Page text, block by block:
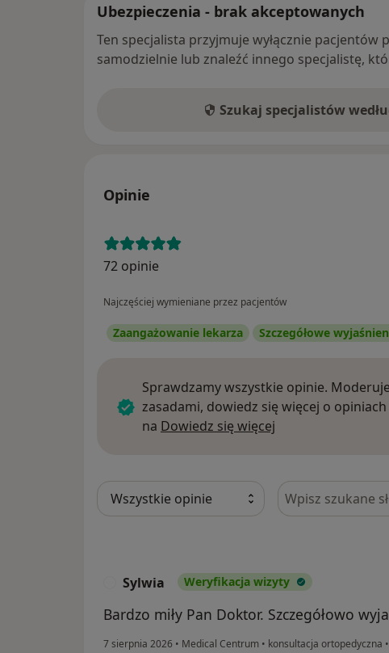
Ubezpieczenia - brak akceptowanych
Ten specjalista przyjmuje wyłącznie pacjentów
samodzielnie lub znaleźć innego specjalistę,
Szukaj specjalistów
Opinie
72 opinie
Najczęściej wymieniane przez pacjentów
Zaangażowanie lekarza Szczegółowe
Sprawdzamy wszystkie opinie.
zasadami, dowiedz się więcej o
na Dowiedz się więcej
Szukaj w opiniach
Sylwia Weryfikacja wizyty
Bardzo miły Pan Doktor. Szczegółowo
7 sierpnia 2026 • Medical Centrum • konsultacja ortopedyczna •